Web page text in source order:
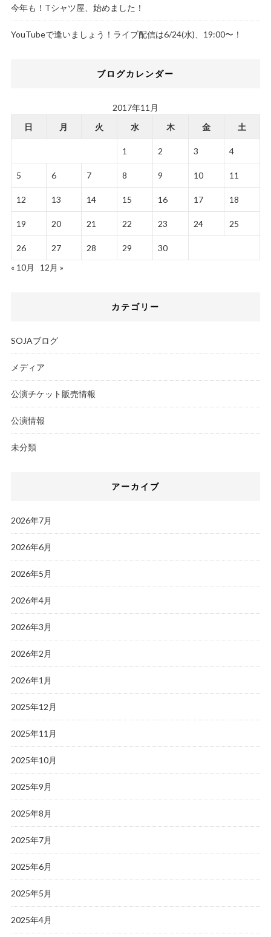
今年も！Tシャツ屋、始めました！
YouTubeで逢いましょう！ライブ配信は6/24(水)、19:00〜！
ブログカレンダー
2017年11月
日
月 火 水 木 金 土
1 2 3 4
5 6 7 8 9 10 11
12 13 14 15 16 17 18
19 20 21 22 23 24 25
26 27 28 29
30
« 10月
12月 »
カテゴリー
SOJAブログ
メディア
公演チケット販売情報
公演情報
未分類
アーカイブ
2026年7月
2026年6月
2026年5月
2026年4月
2026年3月
2026年2月
2026年1月
2025年12月
2025年11月
2025年10月
2025年9月
2025年8月
2025年7月
2025年6月
2025年5月
2025年4月